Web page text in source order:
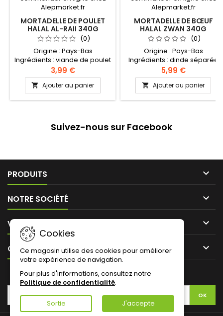
MORTADELLE DE POULET
HALAL AL-RAII 340G
(0)
Origine : Pays-Bas
Ingrédients : viande de poulet
séparée mécaniquement
(79%), eau, farine de blé,
herbes, sirop de glucose
déshydraté, amidon de
conservateur E250
3,99 €
 Ajouter au panier
MORTADELLE DE BŒUF
HALAL ZWAN 340G
(0)
Origine : Pays-Bas
Ingrédients : dinde séparée
désossée mécaniquement
poulet séparé désossé
mécaniquement 23%,
poumon de veau 20%, eau,
pomme de terre, farine de
moutarde, sel, stabilisant :
5,99 €
 Ajouter au panier
Suivez-nous sur Facebook
PRODUITS 
NOTRE SOCIÉTÉ 
VOTRE COMPTE 
CONTACT 
Cookies
Ce magasin utilise des cookies pour améliorer
votre expérience de navigation.
Pour plus d'informations, consultez notre
Politique de confidentialité.
Sortie J'accepte
LETTRE D'INFORMATIONS